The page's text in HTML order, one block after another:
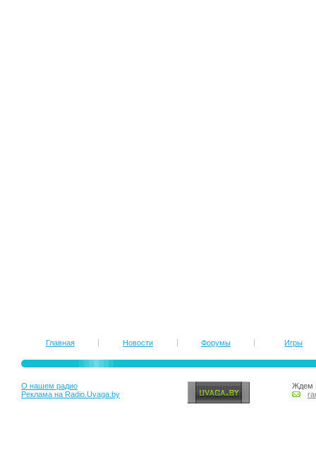
Главная Новости Форумы Игры
О нашем радио
Реклама на Radio.Uvaga.by
Ждем